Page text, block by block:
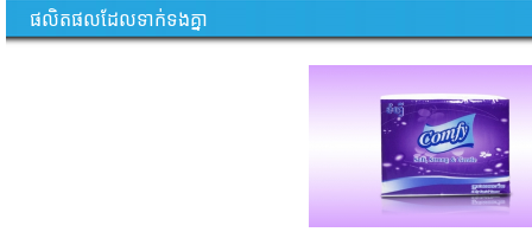
ផលិតផលដែលទាក់ទងគ្នា